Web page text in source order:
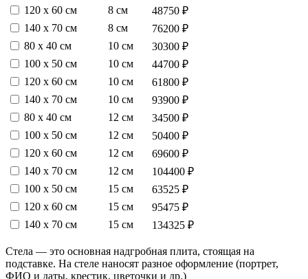
120 х 60 см
8 см
48750 ₽
140 х 70 см
8 см
76200 ₽
80 х 40 см
10 см
30300 ₽
100 х 50 см
10 см
44700 ₽
120 х 60 см
10 см
61800 ₽
140 х 70 см
10 см
93900 ₽
80 х 40 см
12 см
34500 ₽
100 х 50 см
12 см
50400 ₽
120 х 60 см
12 см
69600 ₽
140 х 70 см
12 см
104400 ₽
100 х 50 см
15 см
63525 ₽
120 х 60 см
15 см
95475 ₽
140 х 70 см
15 см 134325 ₽
Стела — это основная надгробная плита, стоящая на
подставке. На стеле наносят разное оформление (портрет,
ФИО и даты, крестик, цветочки и др.)